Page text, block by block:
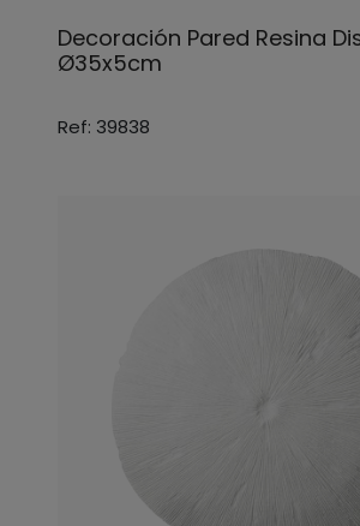
Decoración Pared Resina
Ø35x5cm
Ref: 39838